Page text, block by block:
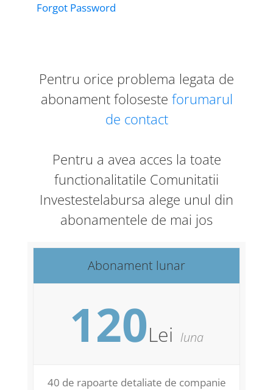
Forgot Password
Pentru orice problema legata de
abonament foloseste forumarul
de contact
Pentru a avea acces la toate
functionalitatile Comunitatii
Investestelabursa alege unul din
abonamentele de mai jos
Abonament lunar
120Lei luna
40 de rapoarte detaliate de companie